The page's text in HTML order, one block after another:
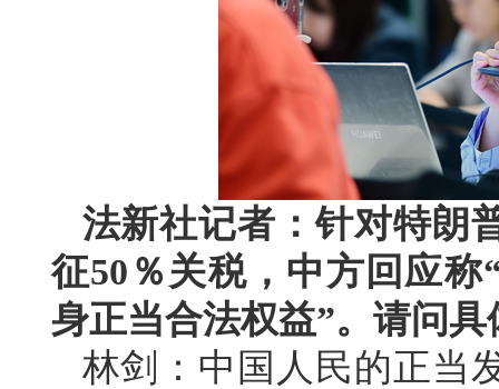
法新社记者：针对特朗
征50％关税，中方回应
身正当合法权益”。请问
林剑：中国人民的正当